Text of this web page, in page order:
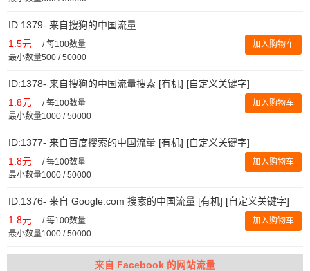
ID:1379- 来自搜狗的中国流量
1.5元 /每100数量
最小数量500 / 50000
加入购物车
ID:1378- 来自搜狗的中国流量搜索 [有机] [自定义关键字]
1.8元 /每100数量
最小数量1000 / 50000
加入购物车
ID:1377- 来自百度搜索的中国流量 [有机] [自定义关键字]
1.8元 /每100数量
最小数量1000 / 50000
加入购物车
ID:1376- 来自 Google.com 搜索的中国流量 [有机] [自定义关键字]
1.8元 /每100数量
最小数量1000 / 50000
加入购物车
来自 Facebook 的网站流量